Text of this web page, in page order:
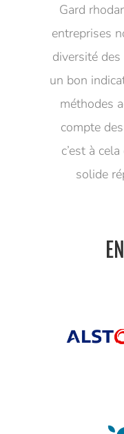
Gard
entreprises
diversité
un bon
méthodes
compte
c’est à
solide